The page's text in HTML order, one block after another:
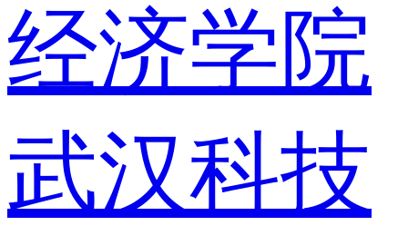
经济学院
武汉科技